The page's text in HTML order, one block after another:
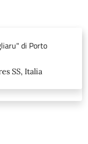
di Porto
SS, Italia